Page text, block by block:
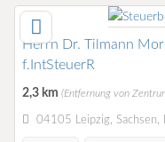
Herrn Dr. Tilmann
f.IntSteuerR
2,3 km (Entfernung von
04105 Leipzig, Sachsen,